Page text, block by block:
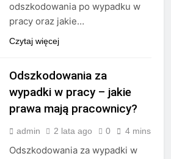
odszkodowania po wypadku w
pracy oraz jakie…
Czytaj więcej
Odszkodowania za
wypadki w pracy – jakie
prawa mają pracownicy?
admin 2 lata ago 0 4 mins
Odszkodowania za wypadki w